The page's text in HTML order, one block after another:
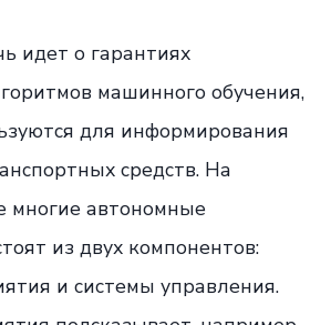
идет о гарантиях
машинного обучения,
для информирования
средств. На
многие автономные
из двух компонентов:
и системы управления.